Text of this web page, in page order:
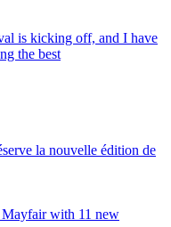
is kicking off, and I have
the best
la nouvelle édition de
with 11 new